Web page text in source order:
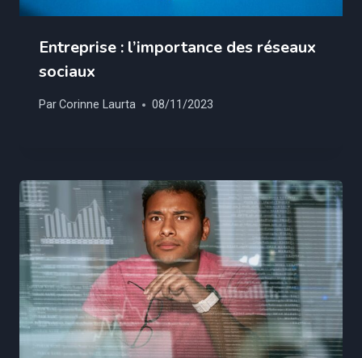
Entreprise : l’importance des réseaux
sociaux
ParCorinne Laurta 08/11/2023